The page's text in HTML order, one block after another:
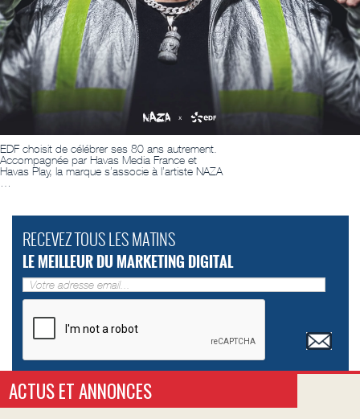
EDF choisit de célébrer ses 80 ans autrement.
Accompagnée par Havas Media France et
Havas Play, la marque s’associe à l’artiste NAZA
…
RECEVEZ TOUS LES MATINS
LE MEILLEUR DU MARKETING DIGITAL
ACTUS ET ANNONCES